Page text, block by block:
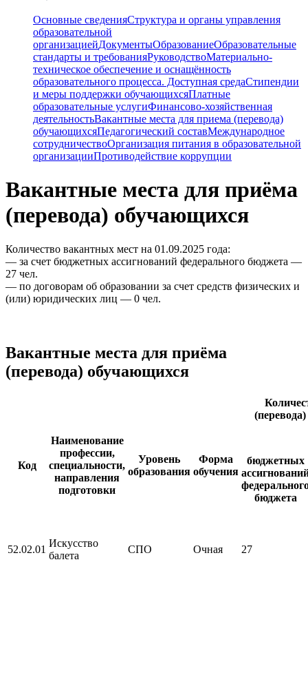
Основные сведенияСтруктура и органы управления
образовательной
организациейДокументыОбразованиеОбразовательные
стандарты и требованияРуководствоМатериально-
техническое обеспечение и оснащённость
образовательного процесса. Доступная средаСтипендии
и меры поддержки обучающихсяПлатные
образовательные услугиФинансово-хозяйственная
деятельностьВакантные места для приема (перевода)
обучающихсяПедагогический составМеждународное
сотрудничествоОрганизация питания в образовательной
организацииПротиводействие коррупции
Вакантные места для приёма
(перевода) обучающихся
Количество вакантных мест на 01.09.2025 года:
— за счет бюджетных ассигнований федерального бюджета —
27 чел.
— по договорам об образовании за счет средств физических и
(или) юридических лиц — 0 чел.
Вакантные места для приёма
(перевода) обучающихся
Код
Наименование
профессии,
специальности,
направления
подготовки
Уровень
образования
Форма
обучения
бюджетных
бюджета
52.02.01
Искусство
балета
СПО Очная 27